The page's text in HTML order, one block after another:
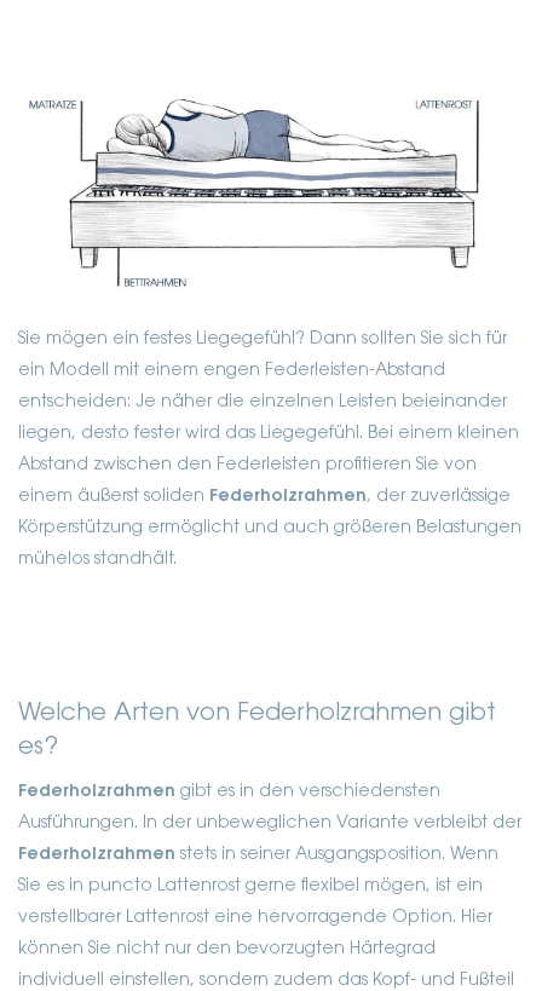
Sie mögen ein festes Liegegefühl? Dann sollten Sie sich für
ein Modell mit einem engen Federleisten-Abstand
entscheiden: Je näher die einzelnen Leisten beieinander
liegen, desto fester wird das Liegegefühl. Bei einem kleinen
Abstand zwischen den Federleisten profitieren Sie von
einem äußerst soliden Federholzrahmen, der zuverlässige
Körperstützung ermöglicht und auch größeren Belastungen
mühelos standhält.
Welche Arten von Federholzrahmen gibt
es?
Federholzrahmen gibt es in den verschiedensten
Ausführungen. In der unbeweglichen Variante verbleibt der
Federholzrahmen stets in seiner Ausgangsposition. Wenn
Sie es in puncto Lattenrost gerne flexibel mögen, ist ein
verstellbarer Lattenrost eine hervorragende Option. Hier
können Sie nicht nur den bevorzugten Härtegrad
individuell einstellen, sondern zudem das Kopf- und Fußteil